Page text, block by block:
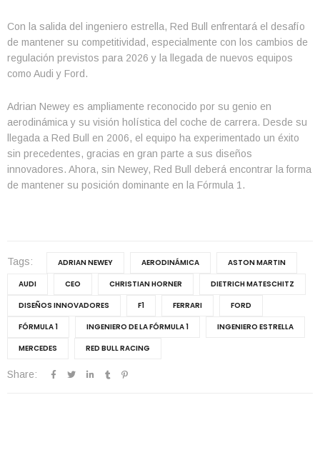
Con la salida del ingeniero estrella, Red Bull enfrentará el desafío
de mantener su competitividad, especialmente con los cambios de
regulación previstos para 2026 y la llegada de nuevos equipos
como Audi y Ford.
Adrian Newey es ampliamente reconocido por su genio en
aerodinámica y su visión holística del coche de carrera. Desde su
llegada a Red Bull en 2006, el equipo ha experimentado un éxito
sin precedentes, gracias en gran parte a sus diseños
innovadores. Ahora, sin Newey, Red Bull deberá encontrar la forma
de mantener su posición dominante en la Fórmula 1.
Tags: ADRIAN NEWEY AERODINÁMICA
ASTON MARTIN
AUDI
CEO CHRISTIAN HORNER
DIETRICH MATESCHITZ
DISEÑOS INNOVADORES
F1 FERRARI
FORD
FÓRMULA 1
INGENIERO DE LA FÓRMULA 1
INGENIERO ESTRELLA
MERCEDES
RED BULL RACING
Share: